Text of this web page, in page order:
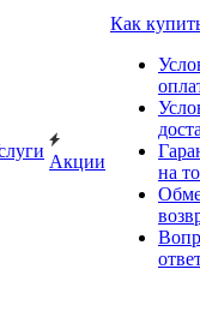
Акции
Как
на